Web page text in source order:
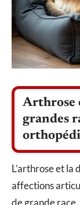
Arthrose
grandes
L’arthrose et la
affections